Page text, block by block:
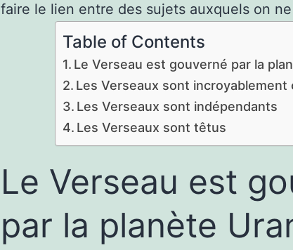
faire le lien entre des sujets auxquels on ne
Table of Contents
Le Verseau est gouverné par la
Les Verseaux sont incroyablement
Les Verseaux sont indépendants
Les Verseaux sont têtus
Le Verseau est
par la planète